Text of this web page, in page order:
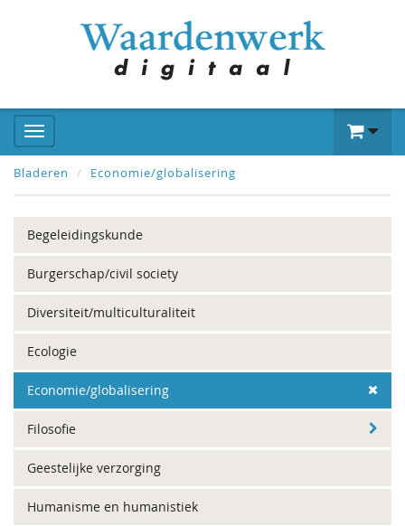
Bladeren Economie/globalisering
Begeleidingskunde
Burgerschap/civil society
Diversiteit/multiculturaliteit
Ecologie
Economie/globalisering
Filosofie
Geestelijke verzorging
Humanisme en humanistiek